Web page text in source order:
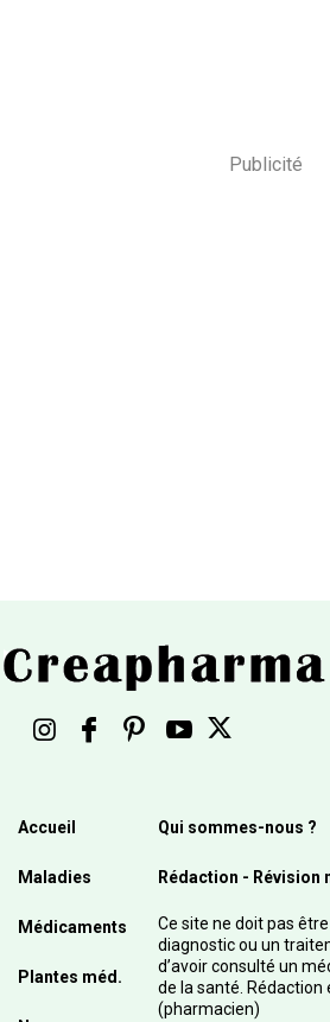
Publicité
Accueil
Maladies
Médicaments
Plantes méd.
Qui sommes-nous ?
Rédaction - Révision
Ce site ne doit pas
diagnostic ou un
d’avoir consulté un
de la santé.
(pharmacien)